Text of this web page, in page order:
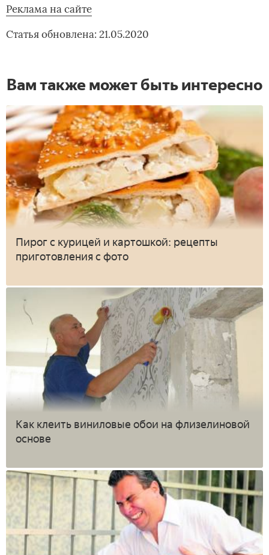
Реклама на сайте
Статья обновлена: 21.05.2020
Вам также может быть интересно
Пирог с курицей и картошкой: рецепты
приготовления с фото
Как клеить виниловые обои на флизелиновой
основе